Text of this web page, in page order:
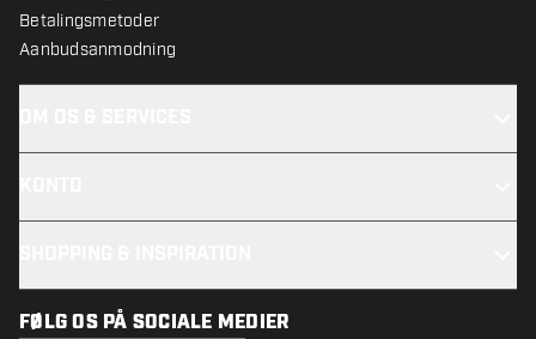
Betalingsmetoder
Aanbudsanmodning
FØLG OS PÅ SOCIALE MEDIER